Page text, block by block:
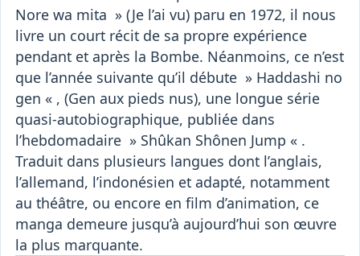
Nore wa mita » (Je l’ai vu) paru en 1972, il nous
livre un court récit de sa propre expérience
pendant et après la Bombe. Néanmoins, ce n’est
que l’année suivante qu’il débute » Haddashi no
gen « , (Gen aux pieds nus), une longue série
quasi-autobiographique, publiée dans
l’hebdomadaire » Shûkan Shônen Jump « .
Traduit dans plusieurs langues dont l’anglais,
l’allemand, l’indonésien et adapté, notamment
au théâtre, ou encore en film d’animation, ce
manga demeure jusqu’à aujourd’hui son œuvre
la plus marquante.